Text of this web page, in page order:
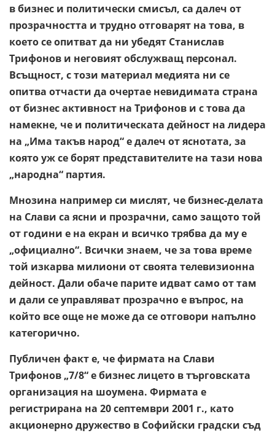
в бизнес и политически смисъл, са далеч от
прозрачността и трудно отговарят на това, в
което се опитват да ни убедят Станислав
Трифонов и неговият обслужващ персонал.
Всъщност, с този материал медията ни се
опитва отчасти да очертае невидимата страна
от бизнес активност на Трифонов и с това да
намекне, че и политическата дейност на лидера
на „Има такъв народ“ е далеч от яснотата, за
която уж се борят представителите на тази нова
„народна“ партия.
Мнозина например си мислят, че бизнес-делата
на Слави са ясни и прозрачни, само защото той
от години е на екран и всичко трябва да му е
„официално“. Всички знаем, че за това време
той изкарва милиони от своята телевизионна
дейност. Дали обаче парите идват само от там
и дали се управляват прозрачно е въпрос, на
който все още не може да се отговори напълно
категорично.
Публичен факт е, че фирмата на Слави
Трифонов „7/8“ е бизнес лицето в търговската
организация на шоумена. Фирмата е
регистрирана на 20 септември 2001 г., като
акционерно дружество в Софийски градски съд